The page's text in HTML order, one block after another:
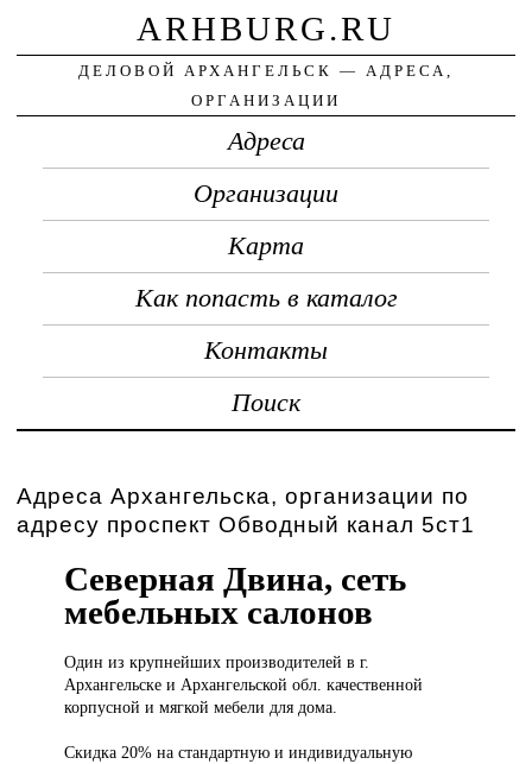
ARHBURG.RU
ДЕЛОВОЙ АРХАНГЕЛЬСК — АДРЕСА,
ОРГАНИЗАЦИИ
Адреса
Организации
Карта
Как попасть в каталог
Контакты
Поиск
Адреса Архангельска, организации по
адресу проспект Обводный канал 5ст1
Северная Двина, сеть
мебельных салонов
Один изкрупнейших производителей в г.
Архангельске и Архангельской обл. качественной
корпусной и мягкой мебели для дома.
Скидка 20% на стандартную и индивидуальную